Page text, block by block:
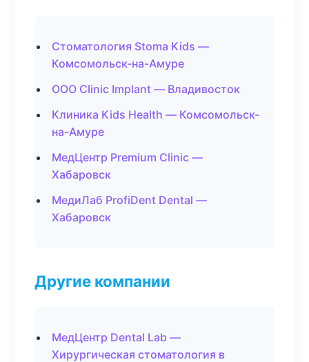
Стоматология Stoma Kids —
Комсомольск-на-Амуре
ООО Clinic Implant — Владивосток
Клиника Kids Health — Комсомольск-
на-Амуре
МедЦентр Premium Clinic —
Хабаровск
МедиЛаб ProfiDent Dental —
Хабаровск
Другие компании
МедЦентр Dental Lab —
Хирургическая стоматология в